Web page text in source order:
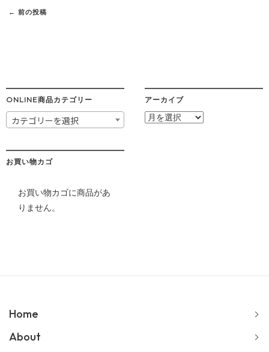
Post
navigation
← 前の投稿
ONLINE商品カテゴリー
カテゴリーを選択
アーカイブ
ア
お買い物カゴ
お買い物カゴに商品があ
りません。
Home
About